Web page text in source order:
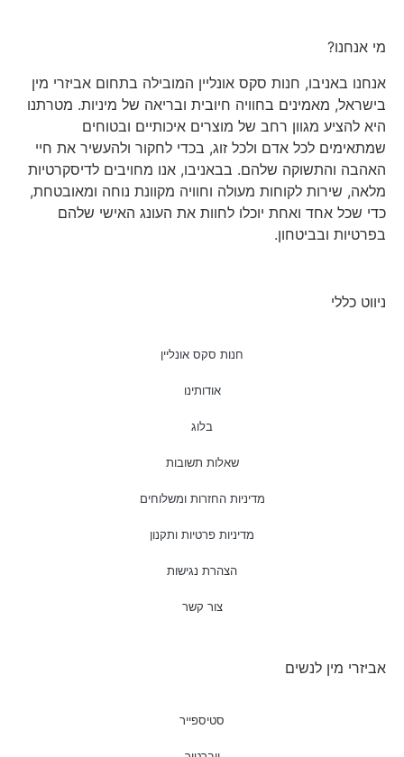
מי אנחנו?
אנחנו באניבו, חנות סקס אונליין המובילה בתחום אביזרי מין
בישראל, מאמינים בחוויה חיובית ובריאה של מיניות. מטרתנו
היא להציע מגוון רחב של מוצרים איכותיים ובטוחים
שמתאימים לכל אדם ולכל זוג, בכדי לחקור ולהעשיר את חיי
האהבה והתשוקה שלהם. בבאניבו, אנו מחויבים לדיסקרטיות
מלאה, שירות לקוחות מעולה וחוויה מקוונת נוחה ומאובטחת,
כדי שכל אחד ואחת יוכלו לחוות את העונג האישי שלהם
בפרטיות ובביטחון.
ניווט כללי
חנות סקס אונליין
אודותינו
בלוג
שאלות תשובות
מדיניות החזרות ומשלוחים
מדיניות פרטיות ותקנון
הצהרת נגישות
צור קשר
אביזרי מין לנשים
סטיספייר